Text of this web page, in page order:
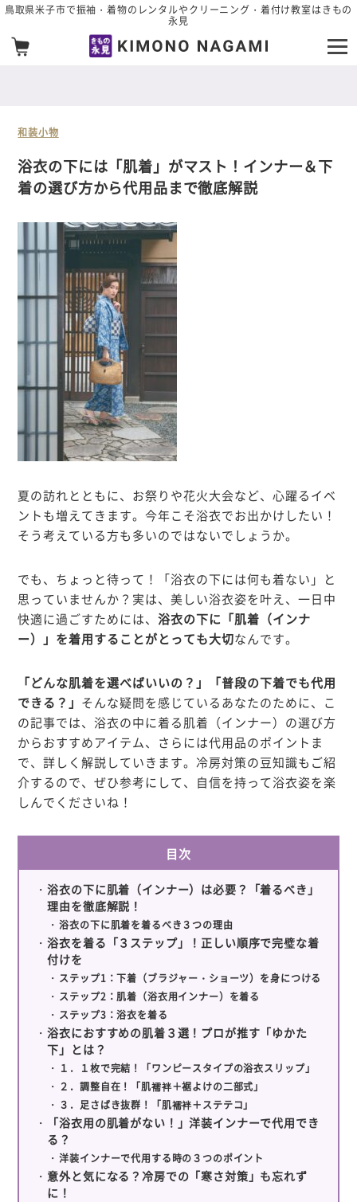
メインコンテンツへスキップ
鳥取県米子市で振袖・着物のレンタルやクリーニング・着付け教室はきもの
永見
和装小物
浴衣の下には「肌着」がマスト！インナー＆下
着の選び方から代用品まで徹底解説
夏の訪れとともに、お祭りや花火大会など、心躍るイベ
ントも増えてきます。今年こそ浴衣でお出かけしたい！
そう考えている方も多いのではないでしょうか。
でも、ちょっと待って！「浴衣の下には何も着ない」と
思っていませんか？実は、美しい浴衣姿を叶え、一日中
快適に過ごすためには、浴衣の下に「肌着（インナ
ー）」を着用することがとっても大切なんです。
「どんな肌着を選べばいいの？」「普段の下着でも代用
できる？」 そんな疑問を感じているあなたのために、こ
の記事では、浴衣の中に着る肌着（インナー）の選び方
からおすすめアイテム、さらには代用品のポイントま
で、詳しく解説していきます。冷房対策の豆知識もご紹
介するので、ぜひ参考にして、自信を持って浴衣姿を楽
しんでくださいね！
目次
浴衣の下に肌着（インナー）は必要？「着るべき」
理由を徹底解説！
浴衣の下に肌着を着るべき３つの理由
浴衣を着る「３ステップ」！正しい順序で完璧な着
付けを
ステップ1：下着（ブラジャー・ショーツ）を身につける
ステップ2：肌着（浴衣用インナー）を着る
ステップ3：浴衣を着る
浴衣におすすめの肌着３選！プロが推す「ゆかた
下」とは？
１．１枚で完結！「ワンピースタイプの浴衣スリップ」
２．調整自在！「肌襦袢＋裾よけの二部式」
３．足さばき抜群！「肌襦袢＋ステテコ」
「浴衣用の肌着がない！」洋装インナーで代用でき
る？
洋装インナーで代用する時の３つのポイント
意外と気になる？冷房での「寒さ対策」も忘れず
に！